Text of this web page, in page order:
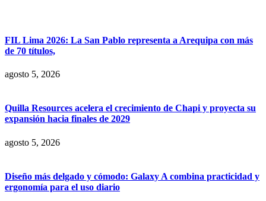
FIL Lima 2026: La San Pablo representa a Arequipa con más
de 70 títulos,
agosto 5, 2026
Quilla Resources acelera el crecimiento de Chapi y proyecta su
expansión hacia finales de 2029
agosto 5, 2026
Diseño más delgado y cómodo: Galaxy A combina practicidad y
ergonomía para el uso diario